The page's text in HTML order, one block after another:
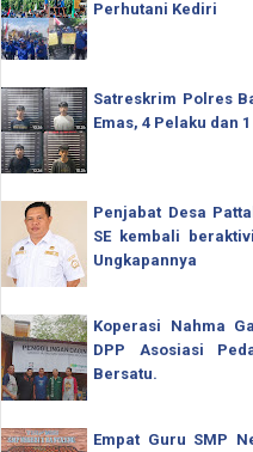
Perhutani Kediri
Satreskrim Polres
Emas, 4 Pelaku dan
Penjabat Desa
SE kembali
Ungkapannya
Koperasi Nahma
DPP Asosiasi
Bersatu.
Empat Guru SMP